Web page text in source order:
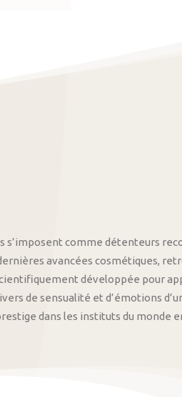
s’imposent comme détenteurs
avancées cosmétiques,
développée pour
de sensualité et d’émotions
dans les instituts du monde